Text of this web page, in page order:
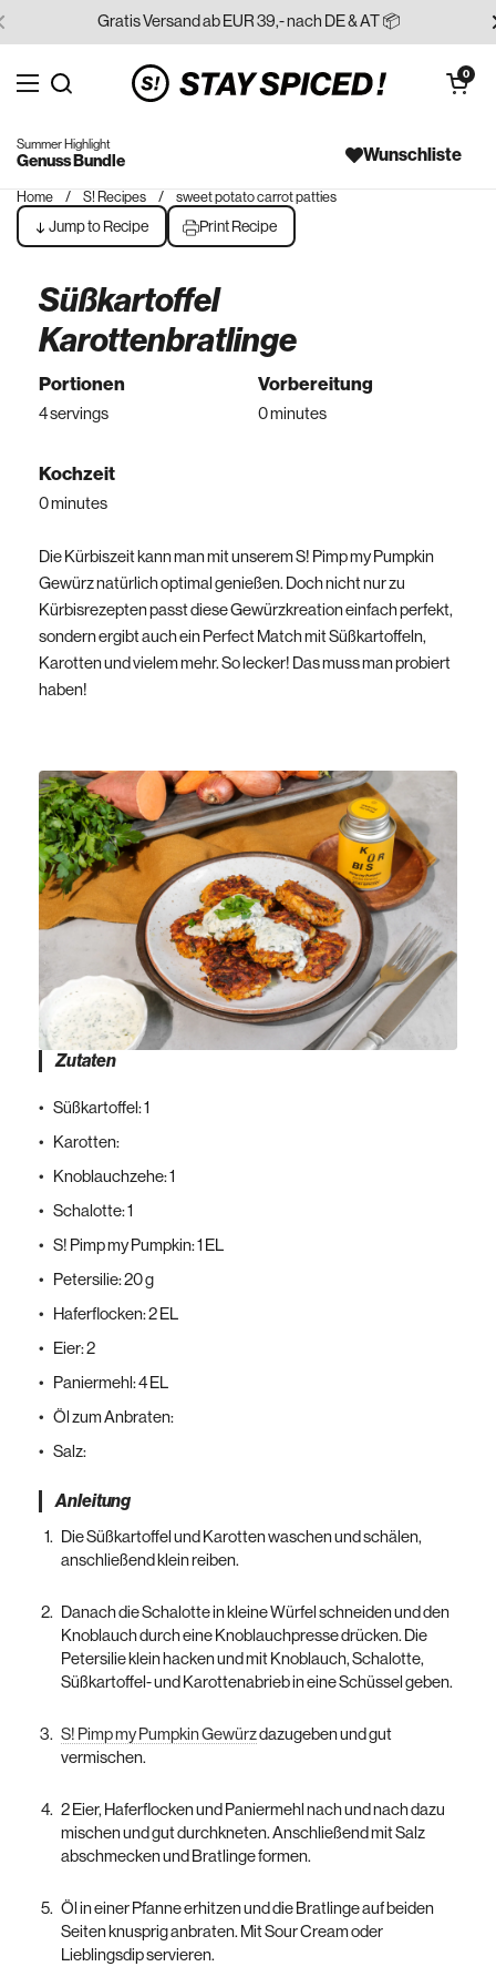
Skip to content
Gratis Versand ab EUR 39,- nach DE & AT 📦
Open menu
Search for...
Open cart
0
Wunschliste
Summer Highlight
Genuss Bundle
Home / S! Recipes / sweet potato carrot patties
Jump to Recipe Print Recipe
Süßkartoffel
Karottenbratlinge
Portionen
4 servings
Vorbereitung
0 minutes
Kochzeit
0 minutes
Die Kürbiszeit kann man mit unserem S! Pimp my Pumpkin
Gewürz natürlich optimal genießen. Doch nicht nur zu
Kürbisrezepten passt diese Gewürzkreation einfach perfekt,
sondern ergibt auch ein Perfect Match mit Süßkartoffeln,
Karotten und vielem mehr. So lecker! Das muss man probiert
haben!
Zutaten
Süßkartoffel: 1
Karotten:
Knoblauchzehe: 1
Schalotte: 1
S! Pimp my Pumpkin: 1 EL
Petersilie: 20 g
Haferflocken: 2 EL
Eier: 2
Paniermehl: 4 EL
Öl zum Anbraten:
Salz:
Anleitung
Die Süßkartoffel und Karotten waschen und schälen,
anschließend klein reiben.
Danach die Schalotte in kleine Würfel schneiden und den
Knoblauch durch eine Knoblauchpresse drücken. Die
Petersilie klein hacken und mit Knoblauch, Schalotte,
Süßkartoffel- und Karottenabrieb in eine Schüssel geben.
S! Pimp my Pumpkin Gewürzdazugeben und gut
vermischen.
2 Eier, Haferflocken und Paniermehl nach und nach dazu
mischen und gut durchkneten. Anschließend mit Salz
abschmecken und Bratlinge formen.
Öl in einer Pfanne erhitzen und die Bratlinge auf beiden
Seiten knusprig anbraten. Mit Sour Cream oder
Lieblingsdip servieren.